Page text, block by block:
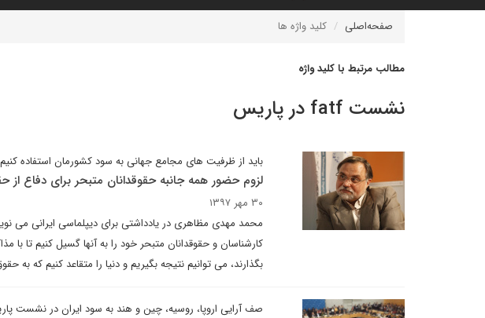
صفحه‌اصلی کلید واژه ها
مطالب مرتبط با کلید واژه
نشست fatf در پاریس
باید از ظرفیت های مجامع جهانی به سود کشورمان استفاده کنیم
لزوم حضور همه جانبه حقوقدانان متبحر برای دفاع از
۳۰ مهر ۱۳۹۷
محمد مهدی مظاهری در یادداشتی برای دیپلماسی ایرانی می
کارشناسان و حقوقدانان متبحر خود را به آنها گسیل کنیم تا با
بگذارند، می توانیم نتیجه بگیریم و دنیا را متقاعد کنیم که به
صف آرایی اروپا، روسیه، چین و هند به سود ایران در نشست